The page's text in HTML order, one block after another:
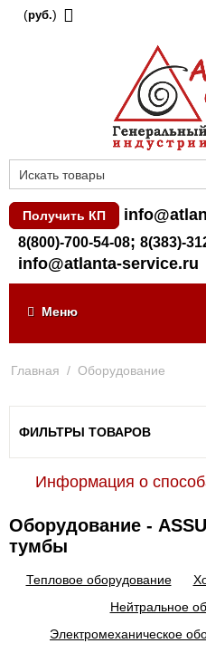
(руб.)
Получить КП
8(800)-700-54-08; 8(383)-
info@atlanta-service.ru
Меню
Главная / Оборудование
ФИЛЬТРЫ ТОВАРОВ
Информация о
Оборудование -
тумбы
Тепловое оборудование
Нейтральное
Электромеханическое